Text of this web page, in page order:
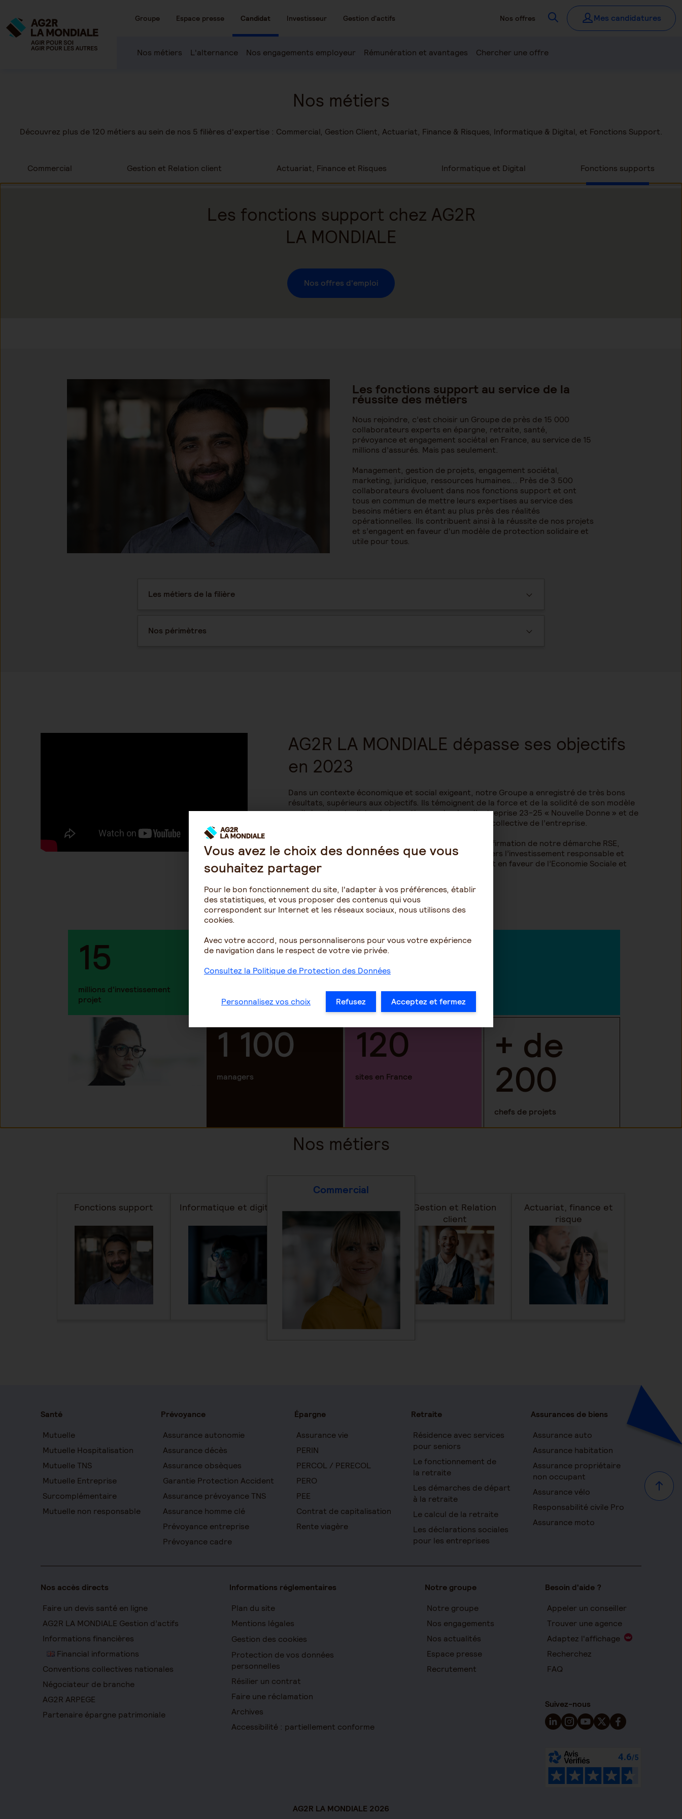
Groupe Espace presse Candidat Investisseur Gestion d'actifs Nos offres Recherchez Mes candidatures
Nos métiers L'alternance Nos engagements employeur Rémunération et avantages Chercher une offre
Nos métiers
Découvrez plus de 120 métiers au sein de nos 5 filières d'expertise : Commercial, Gestion Client, Actuariat, Finance & Risques, Informatique & Digital, et Fonctions Support.
Commercial Gestion et Relation client Actuariat, Finance et Risques Informatique et Digital Fonctions supports
Les fonctions support chez AG2R
LA MONDIALE
Nos offres d'emploi
Les fonctions support au service de la
réussite des métiers
Nous rejoindre, c’est choisir un Groupe de près de 15 000
collaborateurs experts en épargne, retraite, santé,
prévoyance et engagement sociétal en France, au service de 15
millions d’assurés. Mais pas seulement.
Management, gestion de projets, engagement sociétal,
marketing, juridique, ressources humaines... Près de 3 500
collaborateurs évoluent dans nos fonctions support et ont
tous en commun de mettre leurs expertises au service des
besoins métiers en étant au plus près des réalités
opérationnelles. Ils contribuent ainsi à la réussite de nos projets
et s’engagent en faveur d'un modèle de protection solidaire et
utile pour tous.
Les métiers de la filière
Nos périmètres
AG2R LA MONDIALE dépasse ses objectifs
en 2023
Dans un contexte économique et social exigeant, notre Groupe a enregistré de très bons
résultats, supérieurs aux objectifs. Ils témoignent de la force et de la solidité de son modèle
paritaire et mutualiste, de la pertinence du plan d’entreprise 23-25 « Nouvelle Donne » et de
l’impact de chaque collaborateur sur la performance collective de l’entreprise.
À ces bons résultats, s’ajoutent la poursuite et la réaffirmation de notre démarche RSE,
notamment à travers notre gestion d’actifs tournée vers l’investissement responsable et
durable, ainsi que notre engagement toujours plus fort en faveur de l’Economie Sociale et
Solidaire.
15
millions d'investissement
projet
15 000
collaborateurs
1 100
managers
120
sites en France
+ de
200
chefs de projets
Nos métiers
Fonctions support Informatique et digital
Commercial
Gestion et Relation
client
Actuariat, finance et
risque
Haut
Santé
Mutuelle
Mutuelle Hospitalisation
Mutuelle TNS
Mutuelle Entreprise
Surcomplémentaire
Mutuelle non responsable
Prévoyance
Assurance autonomie
Assurance décès
Assurance obsèques
Garantie Protection Accident
Assurance prévoyance TNS
Assurance homme clé
Prévoyance entreprise
Prévoyance cadre
Épargne
Assurance vie
PERIN
PERCOL / PERECOL
PERO
PEE
Contrat de capitalisation
Rente viagère
Retraite
Résidence avec services
pour seniors
Le fonctionnement de
la retraite
Les démarches de départ
à la retraite
Le calcul de la retraite
Les déclarations sociales
pour les entreprises
Assurances de biens
Assurance auto
Assurance habitation
Assurance propriétaire
non occupant
Assurance vélo
Responsabilité civile Pro
Assurance moto
Nos accès directs
Faire un devis santé en ligne
AG2R LA MONDIALE Gestion d’actifs
Informations financières
Financial informations
Conventions collectives nationales
Négociateur de branche
AG2R ARPEGE
Partenaire épargne patrimoniale
Informations réglementaires
Plan du site
Mentions légales
Gestion des cookies
Protection de vos données
personnelles
Résilier un contrat
Faire une réclamation
Archives
Accessibilité : partiellement conforme
Notre groupe
Notre groupe
Nos engagements
Nos actualités
Espace presse
Recrutement
Besoin d'aide ?
Appeler un conseiller
Trouver une agence
Adaptez l'affichage
Recherchez
FAQ
Suivez-nous
Suivez-nous sur LinkedIn -
Suivez-nous sur Instagram -
Suivez-nous sur YouTube
Suivez-nous sur X -
Suivez-nous sur
AG2R LA MONDIALE 2026
Vous avez le choix des données que vous
souhaitez partager
Pour le bon fonctionnement du site, l'adapter à vos préférences, établir
des statistiques, et vous proposer des contenus qui vous
correspondent sur Internet et les réseaux sociaux, nous utilisons des
cookies.
Avec votre accord, nous personnaliserons pour vous votre expérience
de navigation dans le respect de votre vie privée.
Consultez la Politique de Protection des Données
Personnalisez vos choix Refusez Acceptez et fermez